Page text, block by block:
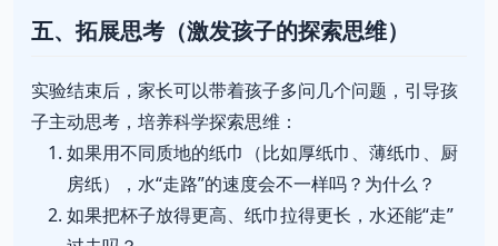
五、拓展思考（激发孩子的探索思维）
实验结束后，家长可以带着孩子多问几个问题，引导孩
子主动思考，培养科学探索思维：
如果用不同质地的纸巾（比如厚纸巾、薄纸巾、厨
房纸），水“走路”的速度会不一样吗？为什么？
如果把杯子放得更高、纸巾拉得更长，水还能“走”